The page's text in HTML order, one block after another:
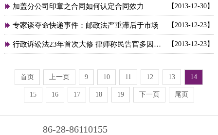
 【2013-12-30】
加盖分公司印章之合同如何认定合同效力
 【2013-12-23】
专家谈夺命快递事件：邮政法严重滞后于市场
 【2013-12-23】
行政诉讼法23年首次大修 律师称民告官多因拆迁
首页 上一页 9 10 11 12 13 14
15 16 17 18 19 下一页 尾页
86-28-86110155